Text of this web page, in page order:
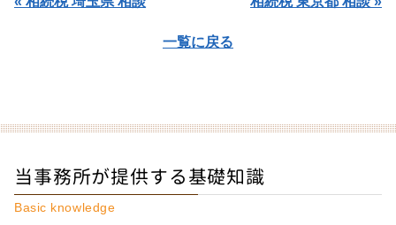
一覧に戻る
当事務所が提供する基礎知識
Basic knowledge